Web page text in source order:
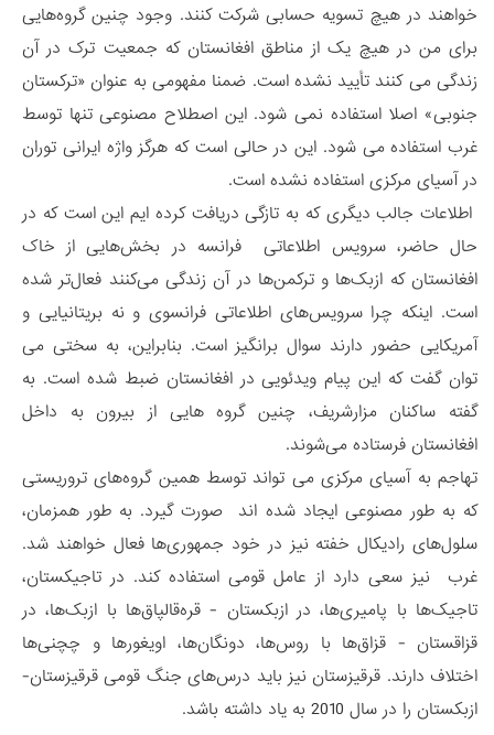
خواهند در هیچ تسویه حسابی شرکت کنند. وجود چنین گروه‌هایی
برای من در هیچ یک از مناطق افغانستان که جمعیت ترک در آن
زندگی می کنند تأیید نشده است. ضمنا مفهومی به عنوان «ترکستان
جنوبی» اصلا استفاده نمی شود. این اصطلاح مصنوعی تنها توسط
غرب استفاده می شود. این در حالی است که هرگز واژه ایرانی توران
در آسیای مرکزی استفاده نشده است.
اطلاعات جالب دیگری که به تازگی دریافت کرده ایم این است که در
حال حاضر، سرویس‌ اطلاعاتی فرانسه در بخش‌هایی از خاک
افغانستان که ازبک‌ها و ترکمن‌ها در آن زندگی می‌کنند فعال‌تر شده
است. اینکه چرا سرویس‌های اطلاعاتی فرانسوی‌ و نه بریتانیایی‌ و
آمریکایی‌ حضور دارند سوال برانگیز است. بنابراین، به سختی می
توان گفت که این پیام ویدئویی در افغانستان ضبط شده است. به
گفته ساکنان مزارشریف، چنین گروه هایی از بیرون به داخل
افغانستان فرستاده می‌شوند.
تهاجم به آسیای مرکزی می تواند توسط همین گروه‌های تروریستی
که به طور مصنوعی ایجاد شده اند صورت گیرد. به طور همزمان،
سلول‌های رادیکال خفته نیز در خود جمهوری‌ها فعال خواهند شد.
غرب نیز سعی دارد از عامل قومی استفاده کند. در تاجیکستان،
تاجیک‌ها با پامیری‌ها، در ازبکستان - قره‌قالپاق‌ها با ازبک‌ها، در
قزاقستان - قزاق‌ها با روس‌ها، دونگان‌ها، اویغورها و چچنی‌ها
اختلاف دارند. قرقیزستان نیز باید درس‌های جنگ قومی قرقیزستان-
ازبکستان را در سال 2010 به یاد داشته باشد.